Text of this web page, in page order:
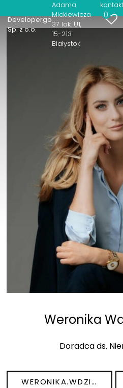
Developergo
Sp. z o.o.
Adama
Mickiewicza
37 lok. U1
15-213
Białystok
0
Weronika
Doradca ds.
WERONIKA.WDZIEKONSKA@DEVELOPERGO.PL